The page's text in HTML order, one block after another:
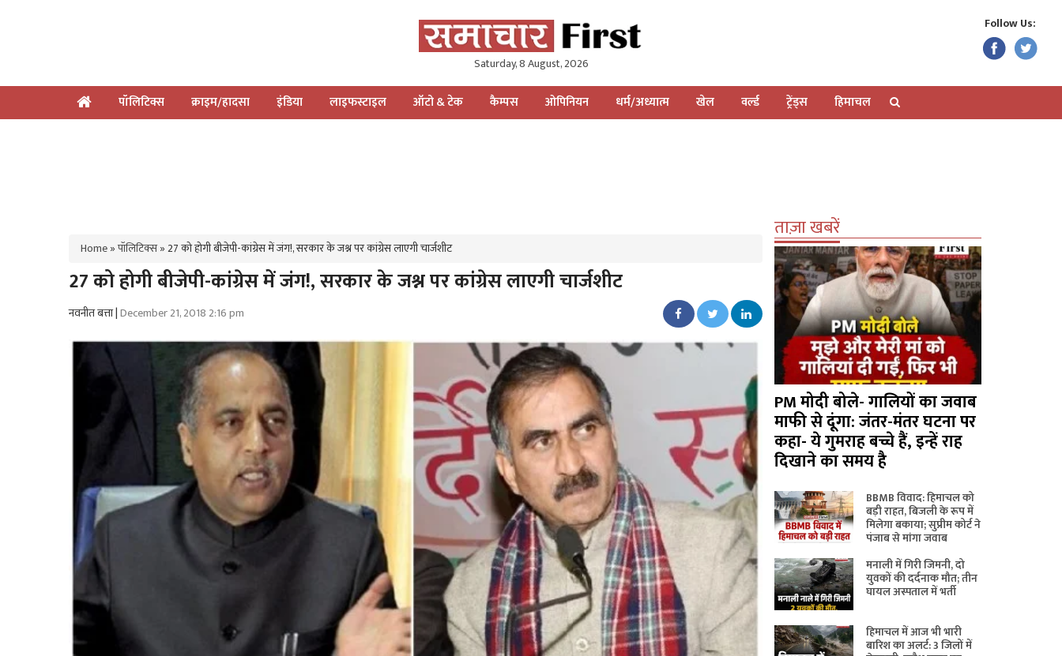
Saturday, 8 August, 2026
Follow Us:
पॉलिटिक्स क्राइम/हादसा इंडिया लाइफस्टाइल ऑटो & टेक कैम्पस ओपिनियन धर्म/अध्यात्म खेल वर्ल्ड ट्रेंड्स हिमाचल
Home»पॉलिटिक्स»27 को होगी बीजेपी-कांग्रेस में जंग!, सरकार के जश्न पर कांग्रेस लाएगी चार्जशीट
27 को होगी बीजेपी-कांग्रेस में जंग!, सरकार के जश्न पर कांग्रेस लाएगी चार्जशीट
नवनीत बत्ता |December 21, 2018 2:16 pm
ताज़ा खबरें
PM मोदी बोले- गालियों का जवाब
माफी से दूंगा: जंतर-मंतर घटना पर
कहा- ये गुमराह बच्चे हैं, इन्हें राह
दिखाने का समय है
BBMB विवाद: हिमाचल को
बड़ी राहत, बिजली के रूप में
मिलेगा बकाया; सुप्रीम कोर्ट ने
पंजाब से मांगा जवाब
मनाली में गिरी जिमनी, दो
युवकों की दर्दनाक मौत; तीन
घायल अस्पताल में भर्ती
हिमाचल में आज भी भारी
बारिश का अलर्ट: 3 जिलों में